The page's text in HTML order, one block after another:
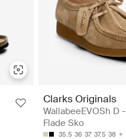
Clarks Originals
WallabeeEVOSh D -
Flade Sko
35.5 36 37 37.5 38